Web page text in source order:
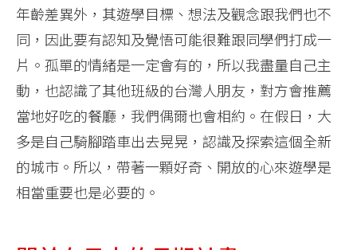
年齡差異外，其遊學目標、想法及觀念跟我們也不
同，因此要有認知及覺悟可能很難跟同學們打成一
片。孤單的情緒是一定會有的，所以我盡量自己主
動，也認識了其他班級的台灣人朋友，對方會推薦
當地好吃的餐廳，我們偶爾也會相約。在假日，大
多是自己騎腳踏車出去晃晃，認識及探索這個全新
的城市。所以，帶著一顆好奇、開放的心來遊學是
相當重要也是必要的。